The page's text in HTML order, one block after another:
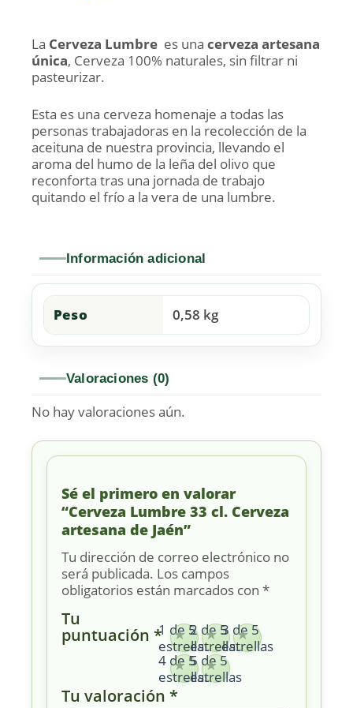
La Cerveza Lumbre es una cerveza artesana
única, Cerveza 100% naturales, sin filtrar ni
pasteurizar.
Esta es una cerveza homenaje a todas las
personas trabajadoras en la recolección de la
aceituna de nuestra provincia, llevando el
aroma del humo de la leña del olivo que
reconforta tras una jornada de trabajo
quitando el frío a la vera de una lumbre.
Información adicional
Peso 0,58 kg
Valoraciones (0)
No hay valoraciones aún.
Sé el primero en valorar
“Cerveza Lumbre 33 cl. Cerveza
artesana de Jaén”
Tu dirección de correo electrónico no
será publicada. Los campos
obligatorios están marcados con *
Tu
puntuación *1 de 5
estrellas
2 de 5
estrellas
3 de 5
estrellas
4 de 5
estrellas
5 de 5
estrellas
Tu valoración *